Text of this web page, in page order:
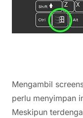
Mengambil
perlu menyimpan
Meskipun